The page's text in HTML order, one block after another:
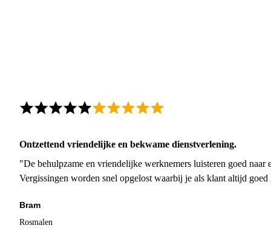
Ontzettend vriendelijke en bekwame dienstverlening.
"De behulpzame en vriendelijke werknemers luisteren goed naar
Vergissingen worden snel opgelost waarbij je als klant altijd
Bram
Rosmalen